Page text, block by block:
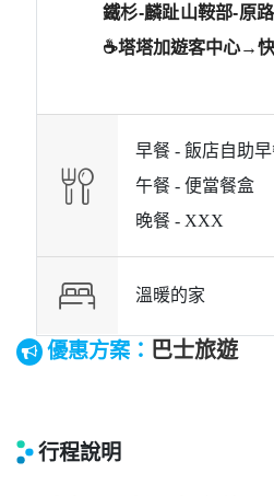
優惠方案： 巴士旅遊
行程說明
鐵杉-麟趾山鞍部-原
☕塔塔加遊客中心→
早餐 - 飯店自助
午餐 - 便當餐盒
晚餐 - XXX
溫暖的家